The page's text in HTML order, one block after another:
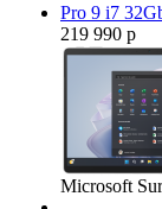
Pro 9 i7
219 990 р
Microsoft